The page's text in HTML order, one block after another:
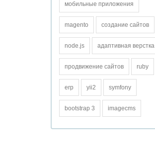
мобильные приложения
magento создание сайтов
node.js адаптивная верстка
продвижение сайтов ruby
erp yii2 symfony
bootstrap 3 imagecms